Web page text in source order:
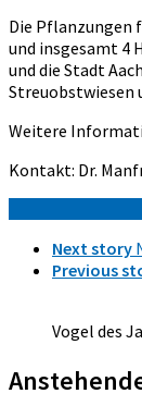
Die Pflanzungen
und insgesamt 4
und die Stadt
Streuobstwiesen
Weitere
Kontakt: Dr.
Next story
Previous
Vogel des